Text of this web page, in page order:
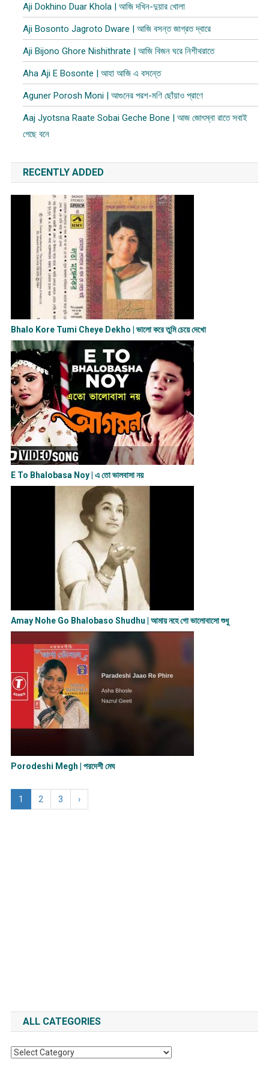
Aji Dokhino Duar Khola | আজি দখিন-দুয়ার খোলা
Aji Bosonto Jagroto Dware | আজি বসন্ত জাগ্রত দ্বারে
Aji Bijono Ghore Nishithrate | আজি বিজন ঘরে নিশীথরাতে
Aha Aji E Bosonte | আহা আজি এ বসন্তে
Aguner Porosh Moni | আগুনের পরশ-মণি ছোঁয়াও প্রাণে
Aaj Jyotsna Raate Sobai Geche Bone | আজ জোৎস্না রাতে সবাই
গেছে বনে
RECENTLY ADDED
Bhalo Kore Tumi Cheye Dekho | ভালো করে তুমি চেয়ে দেখো
E To Bhalobasa Noy | এ তো ভালবাসা ন​য়
Amay Nohe Go Bhalobaso Shudhu | আমায় নহে গো ভালোবাসো শুধু
Porodeshi Megh | পরদেশী মেঘ
1 2 3 ›
ALL CATEGORIES
All